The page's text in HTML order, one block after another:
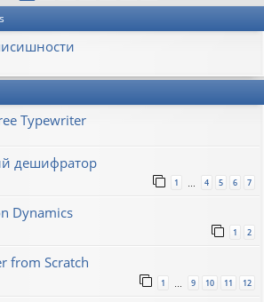
Typewriter
дешифратор
1 … 4 5 6 7
Dynamics
1 2
from Scratch
1 9 10 11 12